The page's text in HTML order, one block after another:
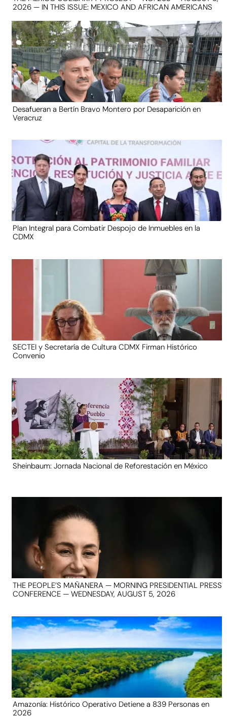
2026 — IN THIS ISSUE: MEXICO AND AFRICAN AMERICANS
Desafueran a Bertín Bravo Montero por Desaparición en
Veracruz
Plan Integral para Combatir Despojo de Inmuebles en la
CDMX
SECTEI y Secretaría de Cultura CDMX Firman Histórico
Convenio
Sheinbaum: Jornada Nacional de Reforestación en México
THE PEOPLE’S MAÑANERA — MORNING PRESIDENTIAL PRESS
CONFERENCE — WEDNESDAY, AUGUST 5, 2026
Amazonía: Histórico Operativo Detiene a 839 Personas en
2026